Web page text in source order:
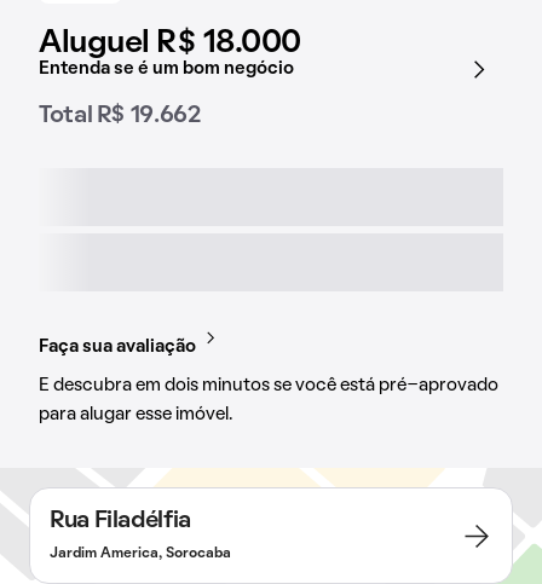
Aluguel R$ 18.000
Entenda se é um bom negócio
Total R$ 19.662
Faça sua avaliação
E descubra em dois minutos se você está pré-aprovado
para alugar esse imóvel.
Rua Filadélfia
Jardim America, Sorocaba